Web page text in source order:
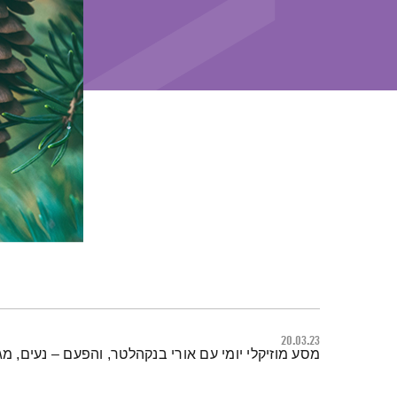
20.03.23
תמצית הפודקאסט
מסע מוזיקלי יומי עם אורי בנקהלטר, והפעם – נעים,